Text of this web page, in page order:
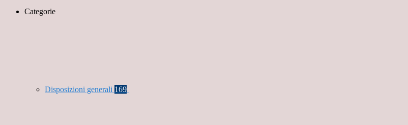
Categorie
Disposizioni generali 169